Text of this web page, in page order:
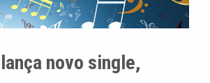
novo single,